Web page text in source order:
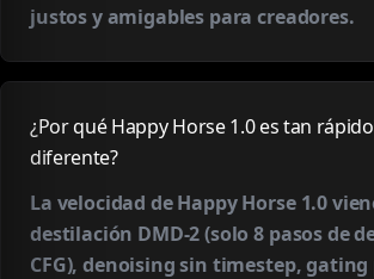
justos y amigables para creadores.
¿Por qué Happy Horse 1.0 es tan
diferente?
La velocidad de Happy Horse 1.0
destilación DMD-2 (solo 8 pasos de
CFG), denoising sin timestep, gating